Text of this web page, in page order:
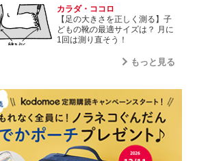
カラダ・ココロ
【足の大きさを正しく測る】子
どもの靴の最適サイズは？ 月に
1回は測り直そう！
もっと見る